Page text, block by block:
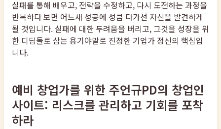
실패를 통해 배우고, 전략을 수정하고, 다시 도전하는 과정을
반복하다 보면 어느새 성공에 성큼 다가선 자신을 발견하게
될 것입니다. 실패에 대한 두려움을 버리고, 그것을 성장을 위
한 디딤돌로 삼는 용기야말로 진정한 기업가 정신의 핵심입
니다.
예비 창업가를 위한 주언규PD의 창업인
사이트: 리스크를 관리하고 기회를 포착
하라